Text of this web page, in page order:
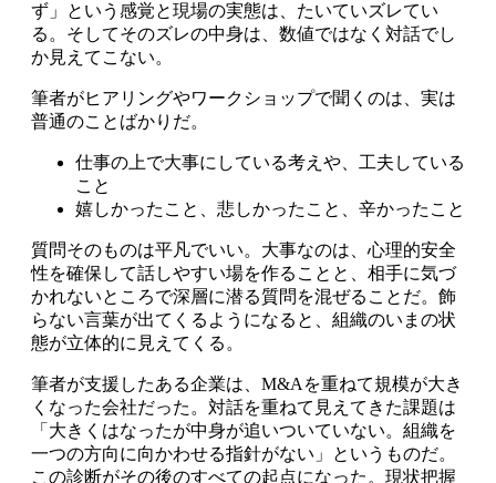
ず」という感覚と現場の実態は、たいていズレてい
る。そしてそのズレの中身は、数値ではなく対話でし
か見えてこない。
筆者がヒアリングやワークショップで聞くのは、実は
普通のことばかりだ。
仕事の上で大事にしている考えや、工夫している
こと
嬉しかったこと、悲しかったこと、辛かったこと
質問そのものは平凡でいい。大事なのは、心理的安全
性を確保して話しやすい場を作ることと、相手に気づ
かれないところで深層に潜る質問を混ぜることだ。飾
らない言葉が出てくるようになると、組織のいまの状
態が立体的に見えてくる。
筆者が支援したある企業は、M&Aを重ねて規模が大き
くなった会社だった。対話を重ねて見えてきた課題は
「大きくはなったが中身が追いついていない。組織を
一つの方向に向かわせる指針がない」というものだ。
この診断がその後のすべての起点になった。現状把握